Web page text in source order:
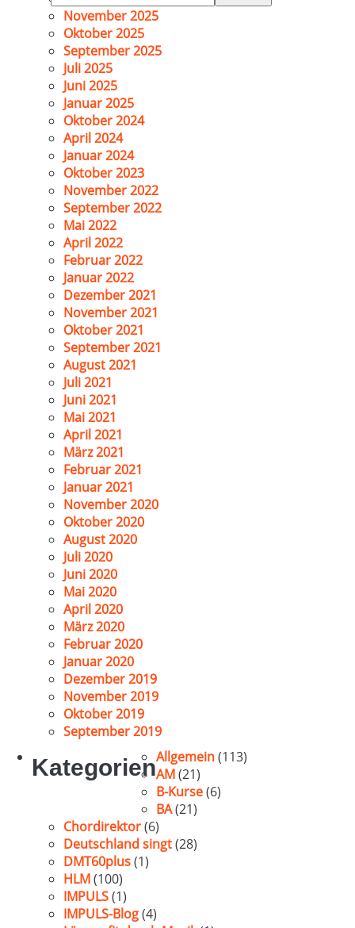
nach:
November 2025
Oktober 2025
September 2025
Juli 2025
Juni 2025
Januar 2025
Oktober 2024
April 2024
Januar 2024
Oktober 2023
November 2022
September 2022
Mai 2022
April 2022
Februar 2022
Januar 2022
Dezember 2021
November 2021
Oktober 2021
September 2021
August 2021
Juli 2021
Juni 2021
Mai 2021
April 2021
März 2021
Februar 2021
Januar 2021
November 2020
Oktober 2020
August 2020
Juli 2020
Juni 2020
Mai 2020
April 2020
März 2020
Februar 2020
Januar 2020
Dezember 2019
November 2019
Oktober 2019
September 2019
KategorienAllgemein(113)
AM(21)
B-Kurse(6)
BA(21)
Chordirektor(6)
Deutschland singt(28)
DMT60plus(1)
HLM(100)
IMPULS(1)
IMPULS-Blog(4)